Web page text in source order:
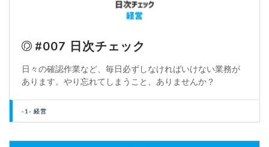
#007 日次チェック
日々の確認作業など、毎日必ずしなければいけない業務が
あります。やり忘れてしまうこと、ありませんか？
-1- 経営